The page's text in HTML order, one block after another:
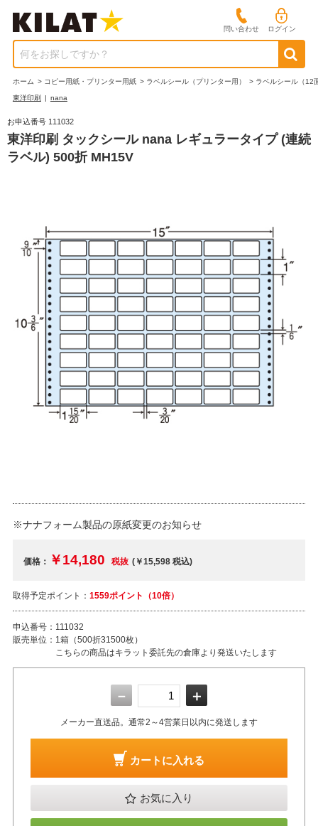
問い合わせ ログイン
何をお探しですか？
ホーム > コピー用紙・プリンター用紙 > ラベルシール（プリンター用） > ラベルシール（12
東洋印刷 | nana
お申込番号 111032
東洋印刷 タックシール nana レギュラータイプ (連続
ラベル) 500折 MH15V
※ナナフォーム製品の原紙変更のお知らせ
価格： ￥14,180 税抜 (￥15,598税込)
取得予定ポイント： 1559ポイント（10倍）
申込番号： 111032
販売単位： 1箱（500折31500枚）
こちらの商品はキラット委託先の倉庫より発送いたします
－ ＋
メーカー直送品。通常2～4営業日以内に発送します
カートに入れる
お気に入り